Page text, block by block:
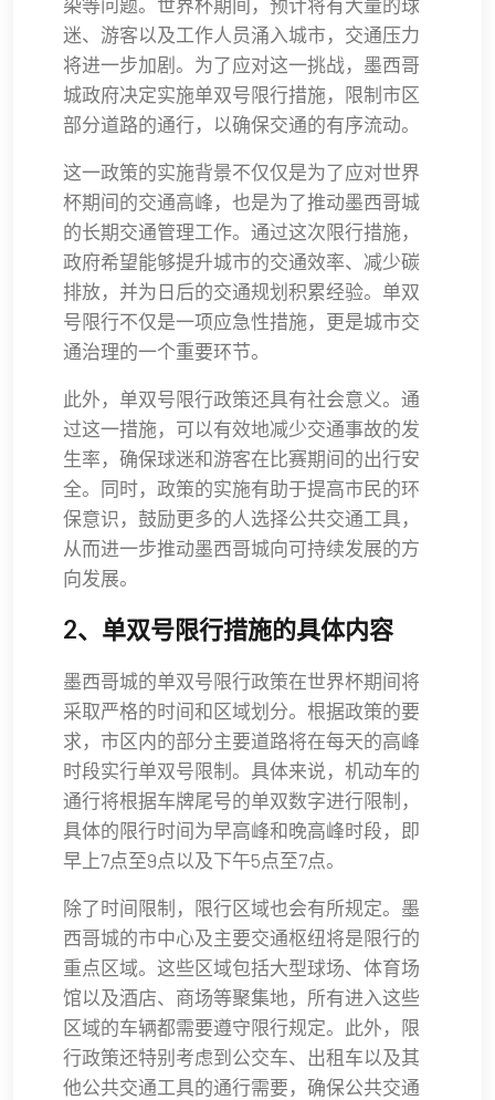
染等问题。世界杯期间，预计将有大量的球
迷、游客以及工作人员涌入城市，交通压力
将进一步加剧。为了应对这一挑战，墨西哥
城政府决定实施单双号限行措施，限制市区
部分道路的通行，以确保交通的有序流动。
这一政策的实施背景不仅仅是为了应对世界
杯期间的交通高峰，也是为了推动墨西哥城
的长期交通管理工作。通过这次限行措施，
政府希望能够提升城市的交通效率、减少碳
排放，并为日后的交通规划积累经验。单双
号限行不仅是一项应急性措施，更是城市交
通治理的一个重要环节。
此外，单双号限行政策还具有社会意义。通
过这一措施，可以有效地减少交通事故的发
生率，确保球迷和游客在比赛期间的出行安
全。同时，政策的实施有助于提高市民的环
保意识，鼓励更多的人选择公共交通工具，
从而进一步推动墨西哥城向可持续发展的方
向发展。
2、单双号限行措施的具体内容
墨西哥城的单双号限行政策在世界杯期间将
采取严格的时间和区域划分。根据政策的要
求，市区内的部分主要道路将在每天的高峰
时段实行单双号限制。具体来说，机动车的
通行将根据车牌尾号的单双数字进行限制，
具体的限行时间为早高峰和晚高峰时段，即
早上7点至9点以及下午5点至7点。
除了时间限制，限行区域也会有所规定。墨
西哥城的市中心及主要交通枢纽将是限行的
重点区域。这些区域包括大型球场、体育场
馆以及酒店、商场等聚集地，所有进入这些
区域的车辆都需要遵守限行规定。此外，限
行政策还特别考虑到公交车、出租车以及其
他公共交通工具的通行需要，确保公共交通